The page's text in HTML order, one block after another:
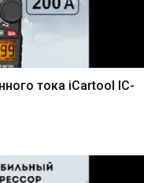
тока iCartool IC-